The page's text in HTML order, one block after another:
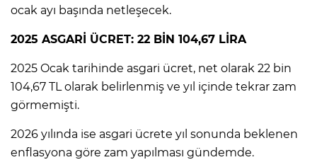
ocak ayı başında netleşecek.
2025 ASGARİ ÜCRET: 22 BİN 104,67 LİRA
2025 Ocak tarihinde asgari ücret, net olarak 22 bin
104,67 TL olarak belirlenmiş ve yıl içinde tekrar zam
görmemişti.
2026 yılında ise asgari ücrete yıl sonunda beklenen
enflasyona göre zam yapılması gündemde.